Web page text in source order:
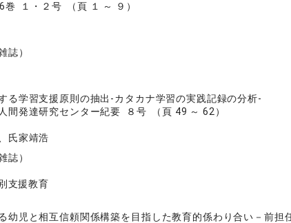
１・２号 （頁 １ ～ ９）
誌）
る学習支援原則の抽出-カタカナ学習の実践記録の分析-
間発達研究センター紀要 ８号 （頁 49 ～ 62）
氏家靖浩
誌）
支援教育
幼児と相互信頼関係構築を目指した教育的係わり合い－前